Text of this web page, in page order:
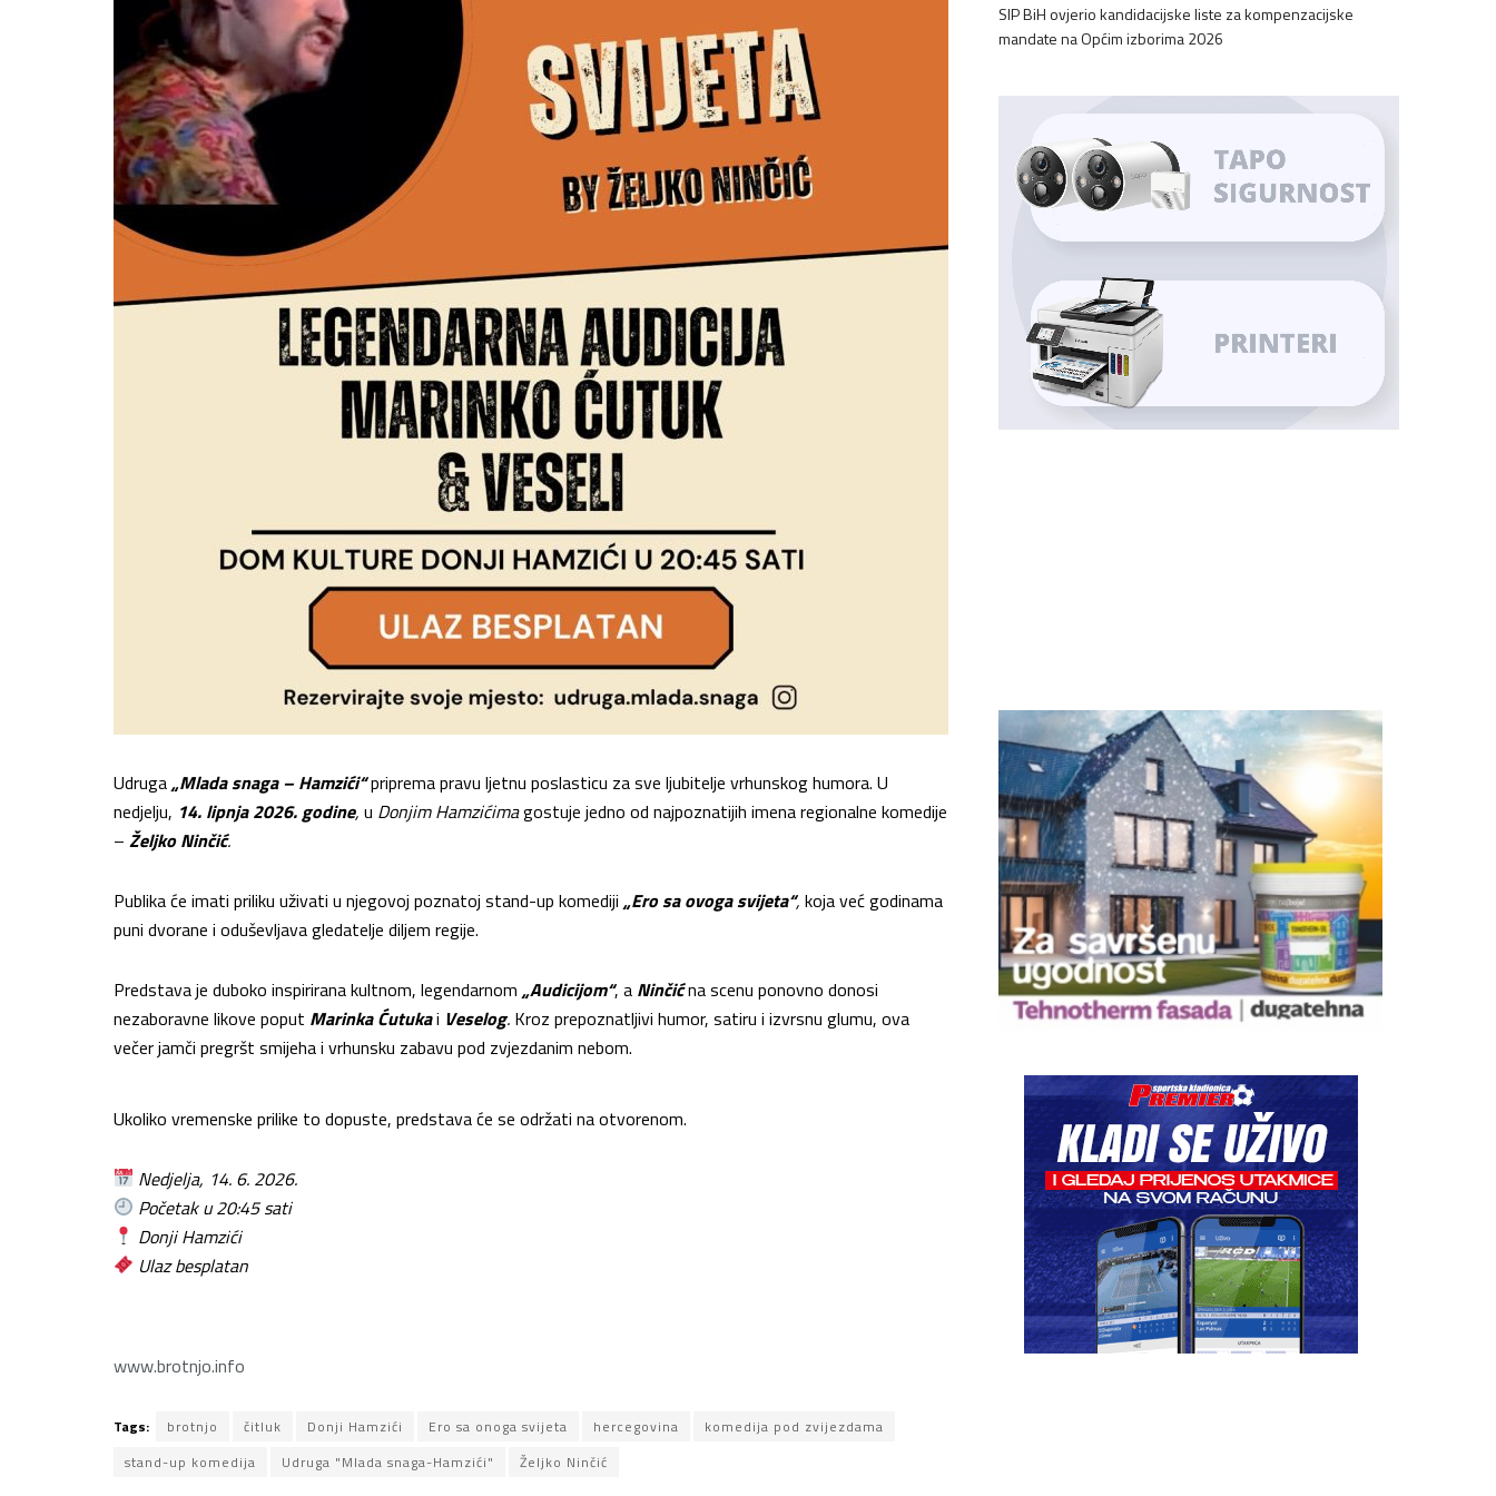
Udruga„Mlada snaga – Hamzići“priprema pravu ljetnu poslasticu za sve ljubitelje vrhunskog humora. U
nedjelju, 14. lipnja 2026. godine, u Donjim Hamzićimagostuje jedno od najpoznatijih imena regionalne komedije
– Željko Ninčić.
Publika će imati priliku uživati u njegovoj poznatoj stand-up komediji „Ero sa ovoga svijeta“, koja već godinama
puni dvorane i oduševljava gledatelje diljem regije.
Predstava je duboko inspirirana kultnom, legendarnom „Audicijom“, a Ninčićna scenu ponovno donosi
nezaboravne likove poput Marinka Ćutukai Veselog. Kroz prepoznatljivi humor, satiru i izvrsnu glumu, ova
večer jamči pregršt smijeha i vrhunsku zabavu pod zvjezdanim nebom.
Ukoliko vremenske prilike to dopuste, predstava će se održati na otvorenom.
Nedjelja, 14. 6. 2026.
Početak u 20:45 sati
Donji Hamzići
Ulaz besplatan
www.brotnjo.info
Tags: brotnjo čitluk Donji Hamzići Ero sa onoga svijeta hercegovina
komedija pod zvijezdama
stand-up komedija
Udruga "Mlada snaga-Hamzići" Željko Ninčić
SIP BiH ovjerio kandidacijske liste za kompenzacijske
mandate na Općim izborima 2026